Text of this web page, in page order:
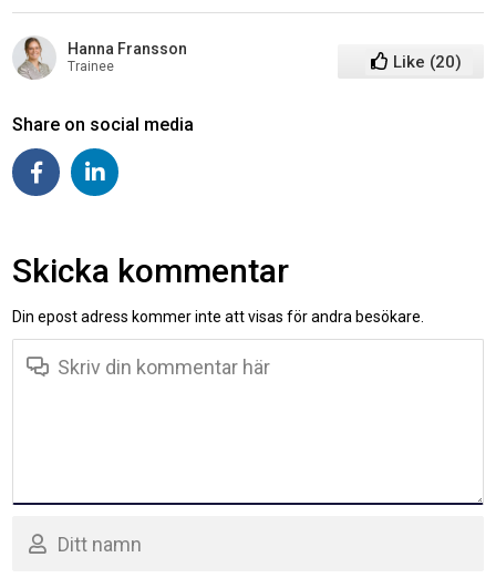
Hanna Fransson
Trainee Like (20)
Share on social media
Skicka kommentar
Din epost adress kommer inte att visas för andra besökare.